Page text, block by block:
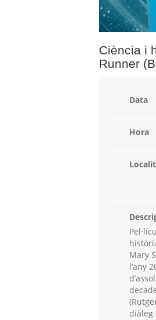
Ciència i
Runner
Data
Hora
Mary
l’any
diàleg